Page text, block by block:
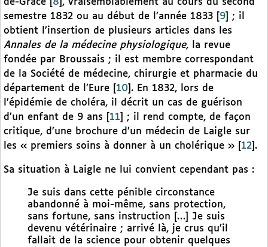
semestre 1832 ou au début de l’année 1833
9
; il
obtient l’insertion de plusieurs articles dans les
Annales de la médecine physiologique,
la revue
fondée par Broussais ; il est membre correspondant
de la Société de médecine, chirurgie et pharmacie du
département de l’Eure
10 . En 1832, lors de
l’épidémie de choléra, il décrit un cas de guérison
d’un enfant de 9 ans
11
; il rend compte, de façon
critique, d’une brochure d’un médecin de Laigle sur
les « premiers soins à donner à un cholérique »
12 .
Sa situation à Laigle ne lui convient cependant pas :
Je suis dans cette pénible circonstance
abandonné à moi-même, sans protection,
sans fortune, sans instruction […] Je suis
devenu vétérinaire ; arrivé là, je crus qu’il
fallait de la science pour obtenir quelques